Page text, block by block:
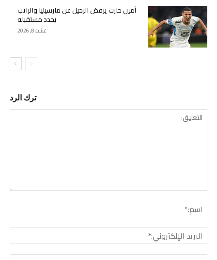
أمين حارث يرفض الرحيل عن مارسيليا والراتب
يحدد مستقبله
غشت 8, 2026
ترك الرد